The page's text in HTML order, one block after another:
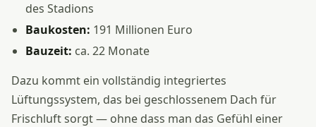
des Stadions
Baukosten: 191 Millionen Euro
Bauzeit: ca. 22 Monate
Dazu kommt ein vollständig integriertes
Lüftungssystem, das bei geschlossenem Dach für
Frischluft sorgt — ohne dass man das Gefühl einer